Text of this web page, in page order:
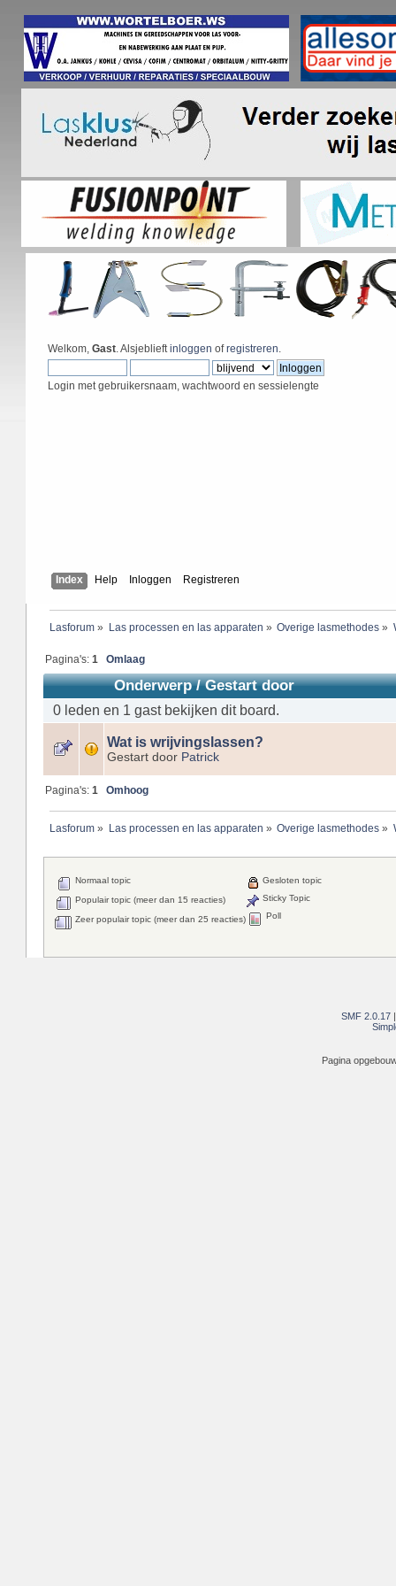
Welkom, Gast. Alsjeblieftinloggen ofregistreren.
Login met gebruikersnaam, wachtwoord en sessielengte
Index Help Inloggen Registreren
Lasforum» Las processen en las apparaten » Overige lasmethodes »
Pagina's:1 Omlaag
Onderwerp/Gestart door
0 leden en 1 gast bekijken dit board.
Wat is wrijvingslassen?
Gestart door Patrick
Pagina's:1 Omhoog
Lasforum» Las processen en las apparaten » Overige lasmethodes »
Normaal topic
Populair topic (meer dan 15 reacties)
Zeer populair topic (meer dan 25 reacties)
Gesloten topic
Sticky Topic
Poll
SMF 2.0.17
Pagina